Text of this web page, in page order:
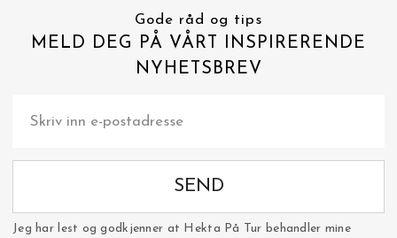
Gode råd og tips
MELD DEG PÅ VÅRT INSPIRERENDE
NYHETSBREV
SEND
Jeg har lest og godkjenner at Hekta På Tur behandler mine